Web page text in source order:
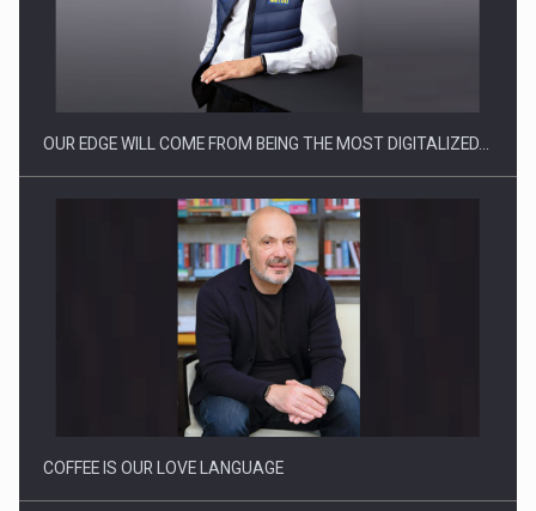
CEO Conference - Shaping The Future - Technology and…
Webinar - Business Evolution-RETHINK STRATEGY-Finantare
Investitii Digitalizare
OUR EDGE WILL COME FROM BEING THE MOST DIGITALIZED…
COFFEE IS OUR LOVE LANGUAGE